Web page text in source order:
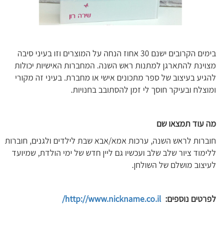
בימים הקרובים ישנם 30 אחוז הנחה על המוצרים וזו בעיני סיבה
מצוינת להתארגן למתנות ראש השנה. המחברות האישיות יכולות
להגיע בעיצוב של ספר מתכונים אישי או מחברת. בעיני זה מקורי
ומוצלח ובעיקר חוסך לי זמן להסתובב בחנויות.
מה עוד תמצאו שם
חוברות לראש השנה, ערכות אמא/אבא שבת לילדים ולגנים, חוברות
ללימוד ציור שלב שלב ועכשיו גם ליין חדש של ימי הולדת, שמיועד
לעיצוב מושלם של השולחן.
לפרטים נוספים: http://www.nickname.co.il/